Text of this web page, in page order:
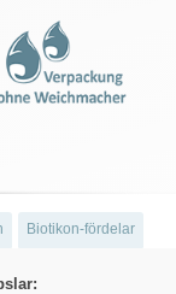
Biotikon-fördelar